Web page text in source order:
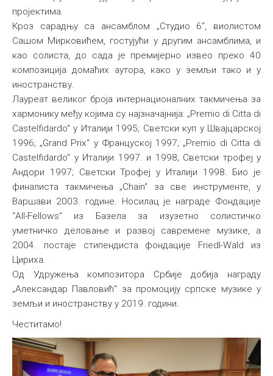
пројектима.
Кроз сарадњу са ансамблом „Студио 6“, виолистом
Сашом Мирковићем, гостујући у другим ансамблима, и
као солиста, до сада је премијерно извео преко 40
композиција домаћих аутора, како у земљи тако и у
иностранству.
Лауреат великог броја интернационалних такмичења за
хармонику међу којима су најзначајнија: „Premio di Citta di
Castelfidardo“ у Италији 1995; Светски куп у Швајцарској
1996; „Grand Prix“ у Француској 1997; „Premio di Citta di
Castelfidardo“ у Италији 1997. и 1998; Светски трофеј у
Андори 1997; Светски Трофеј у Италији 1998. Био је
финалиста такмичења „Chain“ за све инструменте, у
Варшави 2003. године. Носилац је награде Фондације
“All-Fellows“ из Базела за изузетно солистичко
уметничко деловање и развој савремене музике, а
2004. постаје стипендиста фондације Friedl-Wald из
Цириха.
Од Удружења композитора Србије добија награду
„Александар Павловић“ за промоцију српске музике у
земљи и иностранству у 2019. години.
Честитамо!